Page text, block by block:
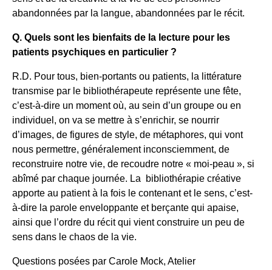
abandonnées par la langue, abandonnées par le récit.
Q. Quels sont les bienfaits de la lecture pour les
patients psychiques en particulier ?
R.D. Pour tous, bien-portants ou patients, la littérature
transmise par le bibliothérapeute représente une fête,
c’est-à-dire un moment où, au sein d’un groupe ou en
individuel, on va se mettre à s’enrichir, se nourrir
d’images, de figures de style, de métaphores, qui vont
nous permettre, généralement inconsciemment, de
reconstruire notre vie, de recoudre notre « moi-peau », si
abîmé par chaque journée. La bibliothérapie créative
apporte au patient à la fois le contenant et le sens, c’est-
à-dire la parole enveloppante et berçante qui apaise,
ainsi que l’ordre du récit qui vient construire un peu de
sens dans le chaos de la vie.
Questions posées par Carole Mock, Atelier